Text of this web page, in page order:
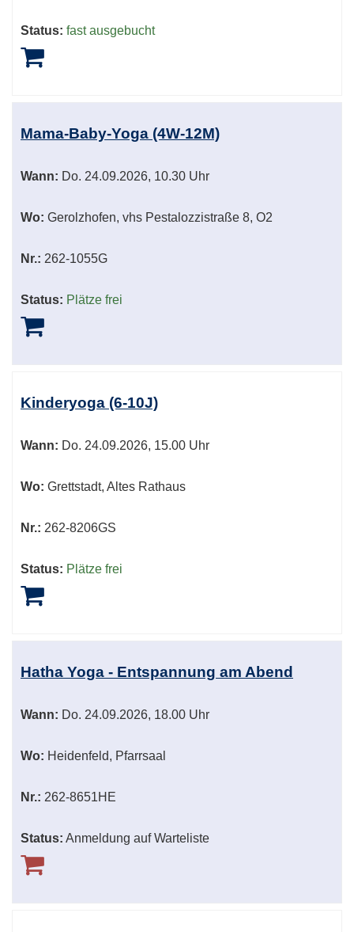
Status: fast ausgebucht
Mama-Baby-Yoga (4W-12M)
Wann: Do. 24.09.2026, 10.30 Uhr
Wo: Gerolzhofen, vhs Pestalozzistraße 8, O2
Nr.: 262-1055G
Status: Plätze frei
Kinderyoga (6-10J)
Wann: Do. 24.09.2026, 15.00 Uhr
Wo: Grettstadt, Altes Rathaus
Nr.: 262-8206GS
Status: Plätze frei
Hatha Yoga - Entspannung am Abend
Wann: Do. 24.09.2026, 18.00 Uhr
Wo: Heidenfeld, Pfarrsaal
Nr.: 262-8651HE
Status: Anmeldung auf Warteliste